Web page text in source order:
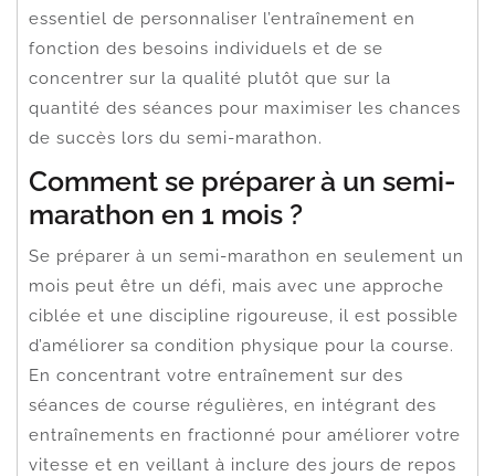
essentiel de personnaliser l’entraînement en
fonction des besoins individuels et de se
concentrer sur la qualité plutôt que sur la
quantité des séances pour maximiser les chances
de succès lors du semi-marathon.
Comment se préparer à un semi-
marathon en 1 mois ?
Se préparer à un semi-marathon en seulement un
mois peut être un défi, mais avec une approche
ciblée et une discipline rigoureuse, il est possible
d’améliorer sa condition physique pour la course.
En concentrant votre entraînement sur des
séances de course régulières, en intégrant des
entraînements en fractionné pour améliorer votre
vitesse et en veillant à inclure des jours de repos